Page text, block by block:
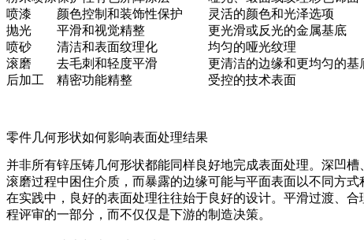
喷漆
颜色控制和装饰性保护 灵活的颜色和光泽选项
抛光
平滑和视觉精整 更光滑或反光的金属基底
喷砂
清洁和表面纹理化 均匀的哑光纹理
滚磨
去毛刺和轻度平滑 更清洁的边缘和更均匀的基
后加工
精密功能精整 受控的技术表面
零件几何形状如何影响表面处理结果
并非所有锌压铸几何形状都能同样良好地完成表面处理。深凹
滚磨过程中困住介质，而暴露的边缘可能与平面表面以不同方
在实践中，良好的表面处理往往始于良好的设计。平滑过渡、
程评审的一部分，而不仅仅是下游的制造决策。